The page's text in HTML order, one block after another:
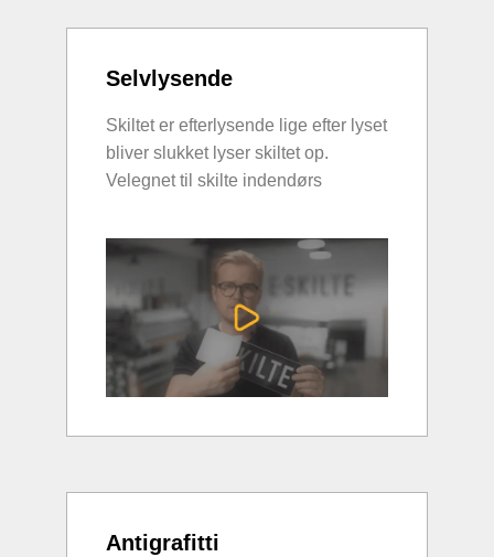
Selvlysende
Skiltet er efterlysende lige efter lyset
bliver slukket lyser skiltet op.
Velegnet til skilte indendørs
Antigrafitti